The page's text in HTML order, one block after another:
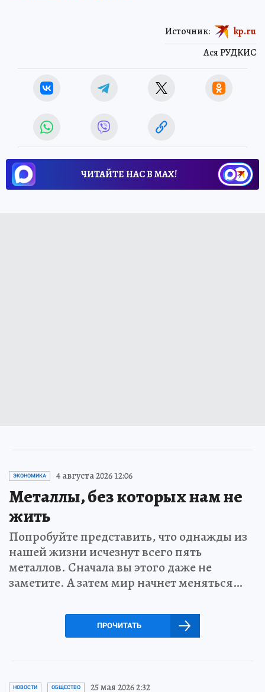
Ася РУДКИС
Источник: kp.ru
ЧИТАЙТЕ НАС В МАХ!
ЭКОНОМИКА 4 августа 2026 12:06
Металлы, без которых нам не
жить
Попробуйте представить, что однажды из
нашей жизни исчезнут всего пять
металлов. Сначала вы этого даже не
заметите. А затем мир начнет меняться…
ПРОЧИТАТЬ
НОВОСТИ ОБЩЕСТВО 25 мая 2026 2:32